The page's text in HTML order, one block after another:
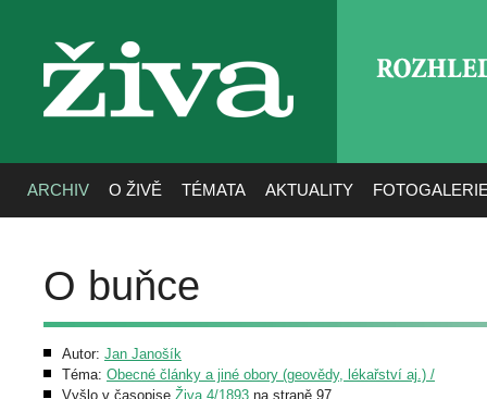
živa
ARCHIV O ŽIVĚ TÉMATA AKTUALITY
O buňce
Autor: Jan Janošík
Téma: Obecné články a jiné obory (geovědy, lékařství aj.) /
Vyšlo v časopise Živa 4/1893 na straně 97